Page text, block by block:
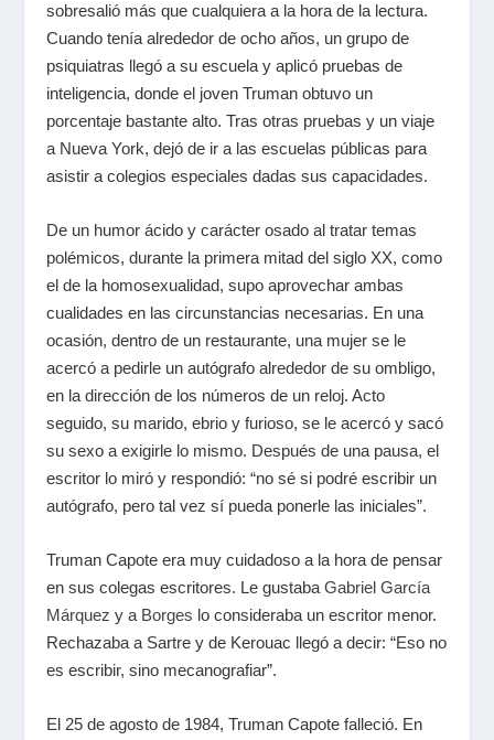
sobresalió más que cualquiera a la hora de la lectura.
Cuando tenía alrededor de ocho años, un grupo de
psiquiatras llegó a su escuela y aplicó pruebas de
inteligencia, donde el joven Truman obtuvo un
porcentaje bastante alto. Tras otras pruebas y un viaje
a Nueva York, dejó de ir a las escuelas públicas para
asistir a colegios especiales dadas sus capacidades.
De un humor ácido y carácter osado al tratar temas
polémicos, durante la primera mitad del siglo XX, como
el de la homosexualidad, supo aprovechar ambas
cualidades en las circunstancias necesarias. En una
ocasión, dentro de un restaurante, una mujer se le
acercó a pedirle un autógrafo alrededor de su ombligo,
en la dirección de los números de un reloj. Acto
seguido, su marido, ebrio y furioso, se le acercó y sacó
su sexo a exigirle lo mismo. Después de una pausa, el
escritor lo miró y respondió: “no sé si podré escribir un
autógrafo, pero tal vez sí pueda ponerle las iniciales”.
Truman Capote era muy cuidadoso a la hora de pensar
en sus colegas escritores. Le gustabaGabriel García
Márquez y a Borges lo consideraba un escritor menor.
Rechazaba a Sartre y de Kerouac llegó a decir: “Eso no
es escribir, sino mecanografiar”.
El 25 de agosto de 1984, Truman Capote falleció. En